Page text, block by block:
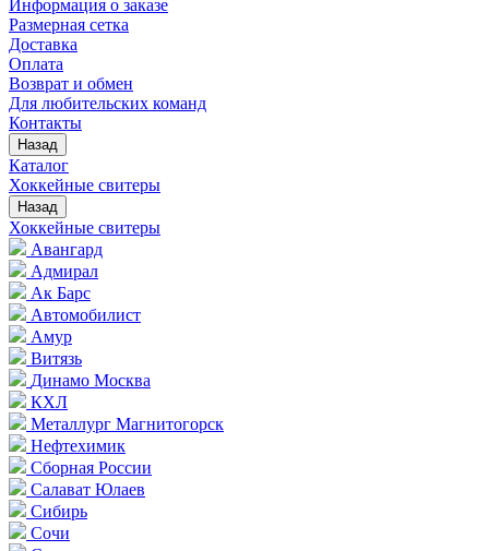
Информация о заказе
Размерная сетка
Доставка
Оплата
Возврат и обмен
Для любительских команд
Контакты
Назад
Каталог
Хоккейные свитеры
Назад
Хоккейные свитеры
Авангард
Адмирал
Ак Барс
Автомобилист
Амур
Витязь
Динамо Москва
КХЛ
Металлург Магнитогорск
Нефтехимик
Сборная России
Салават Юлаев
Сибирь
Сочи